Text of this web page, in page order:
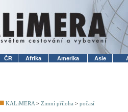
ČR Afrika Amerika Asie
KALiMERA > Zimní příloha > počasí